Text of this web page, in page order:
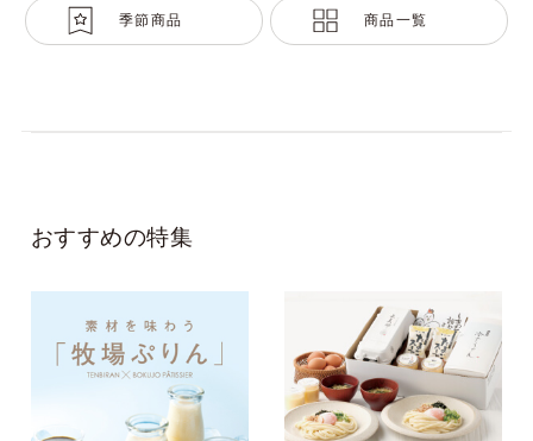
季節商品 商品一覧
おすすめの特集